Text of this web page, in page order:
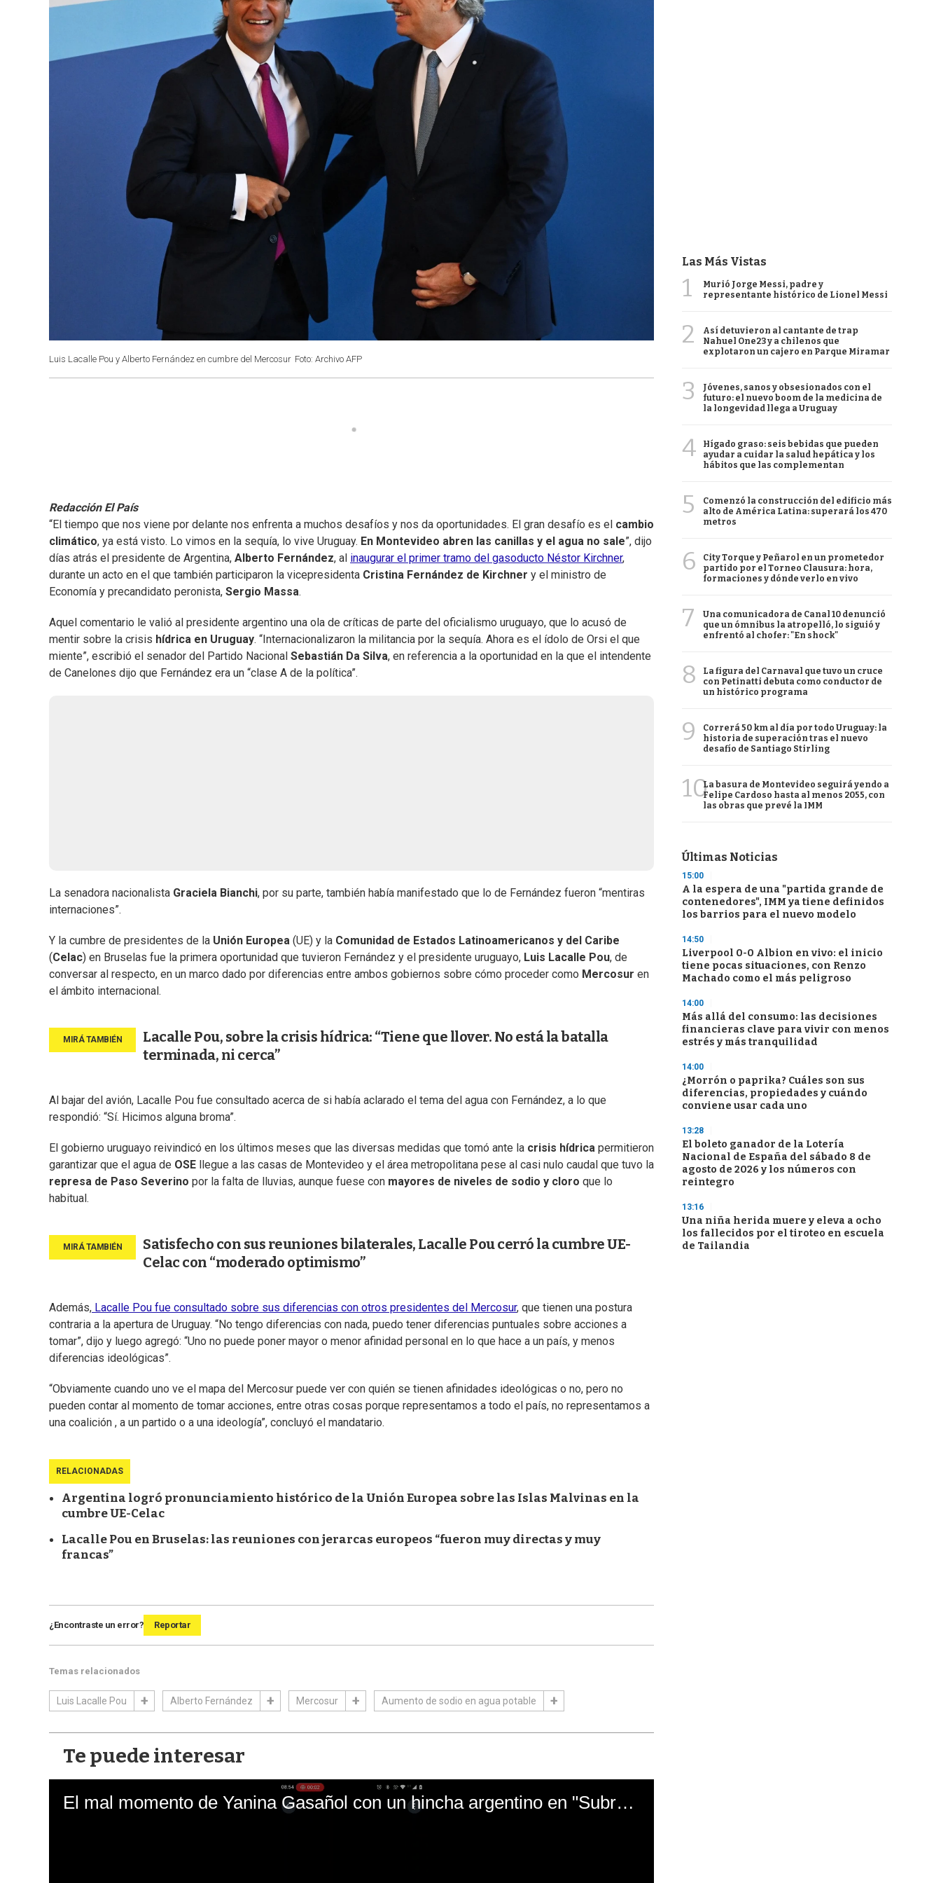
Luis Lacalle Pou y Alberto Fernández en cumbre del Mercosur Foto: Archivo AFP
Redacción El País
“El tiempo que nos viene por delante nos enfrenta a muchos desafíos y nos da oportunidades. El gran desafío es el cambio
climático, ya está visto. Lo vimos en la sequía, lo vive Uruguay. En Montevideo abren las canillas y el agua no sale”, dijo
días atrás el presidente de Argentina, Alberto Fernández, al inaugurar el primer tramo del gasoducto Néstor Kirchner,
durante un acto en el que también participaron la vicepresidenta Cristina Fernández de Kirchner y el ministro de
Economía y precandidato peronista, Sergio Massa.
Aquel comentario le valió al presidente argentino una ola de críticas de parte del oficialismo uruguayo, que lo acusó de
mentir sobre la crisis hídrica en Uruguay. “Internacionalizaron la militancia por la sequía. Ahora es el ídolo de Orsi el que
miente”, escribió el senador del Partido Nacional Sebastián Da Silva, en referencia a la oportunidad en la que el intendente
de Canelones dijo que Fernández era un “clase A de la política”.
La senadora nacionalista Graciela Bianchi, por su parte, también había manifestado que lo de Fernández fueron “mentiras
internaciones”.
Y la cumbre de presidentes de la Unión Europea (UE) y la Comunidad de Estados Latinoamericanos y del Caribe
(Celac) en Bruselas fue la primera oportunidad que tuvieron Fernández y el presidente uruguayo, Luis Lacalle Pou, de
conversar al respecto, en un marco dado por diferencias entre ambos gobiernos sobre cómo proceder como Mercosur en
el ámbito internacional.
Lacalle Pou, sobre la crisis hídrica: “Tiene que llover. No está la batalla
terminada, ni cerca”
Al bajar del avión, Lacalle Pou fue consultado acerca de si había aclarado el tema del agua con Fernández, a lo que
respondió: “Sí. Hicimos alguna broma”.
El gobierno uruguayo reivindicó en los últimos meses que las diversas medidas que tomó ante la crisis hídrica permitieron
garantizar que el agua de OSE
llegue a las casas de Montevideo y el área metropolitana pese al casi nulo caudal que tuvo la
represa de Paso Severino por la falta de lluvias, aunque fuese con mayores de niveles de sodio y cloro que lo
habitual.
Satisfecho con sus reuniones bilaterales, Lacalle Pou cerró la cumbre UE-
Celac con “moderado optimismo”
Además, Lacalle Pou fue consultado sobre sus diferencias con otros presidentes del Mercosur, que tienen una postura
contraria a la apertura de Uruguay. “No tengo diferencias con nada, puedo tener diferencias puntuales sobre acciones a
tomar”, dijo y luego agregó: “Uno no puede poner mayor o menor afinidad personal en lo que hace a un país, y menos
diferencias ideológicas”.
“Obviamente cuando uno ve el mapa del Mercosur puede ver con quién se tienen afinidades ideológicas o no, pero no
pueden contar al momento de tomar acciones, entre otras cosas porque representamos a todo el país, no representamos a
una coalición , a un partido o a una ideología”, concluyó el mandatario.
RELACIONADAS
Argentina logró pronunciamiento histórico de la Unión Europea sobre las Islas Malvinas en la
cumbre UE-Celac
Lacalle Pou en Bruselas: las reuniones con jerarcas europeos “fueron muy directas y muy
francas”
¿Encontraste un error? Reportar
Temas relacionados
Luis Lacalle Pou Alberto Fernández Mercosur Aumento de sodio en agua potable
Te puede interesar
El mal momento de Yanina Gasañol con un hincha argentino en "Subrayado"
Las Más Vistas
1
Murió Jorge Messi, padre y
representante histórico de Lionel Messi
2
Así detuvieron al cantante de trap
Nahuel One23 y a chilenos que
explotaron un cajero en Parque Miramar
3
Jóvenes, sanos y obsesionados con el
futuro: el nuevo boom de la medicina de
la longevidad llega a Uruguay
4
Hígado graso: seis bebidas que pueden
ayudar a cuidar la salud hepática y los
hábitos que las complementan
5
Comenzó la construcción del edificio más
alto de América Latina: superará los 470
metros
6
City Torque y Peñarol en un prometedor
partido por el Torneo Clausura: hora,
formaciones y dónde verlo en vivo
7
Una comunicadora de Canal 10 denunció
que un ómnibus la atropelló, lo siguió y
enfrentó al chofer: "En shock"
8
La figura del Carnaval que tuvo un cruce
con Petinatti debuta como conductor de
un histórico programa
9
Correrá 50 km al día por todo Uruguay: la
historia de superación tras el nuevo
desafío de Santiago Stirling
10La basura de Montevideo seguirá yendo a
Felipe Cardoso hasta al menos 2055, con
las obras que prevé la IMM
Últimas Noticias
15:00
A la espera de una "partida grande de
contenedores", IMM ya tiene definidos
los barrios para el nuevo modelo
14:50
Liverpool 0-0 Albion en vivo: el inicio
tiene pocas situaciones, con Renzo
Machado como el más peligroso
14:00
Más allá del consumo: las decisiones
financieras clave para vivir con menos
estrés y más tranquilidad
14:00
¿Morrón o paprika? Cuáles son sus
diferencias, propiedades y cuándo
conviene usar cada uno
13:28
El boleto ganador de la Lotería
Nacional de España del sábado 8 de
agosto de 2026 y los números con
reintegro
13:16
Una niña herida muere y eleva a ocho
los fallecidos por el tiroteo en escuela
de Tailandia